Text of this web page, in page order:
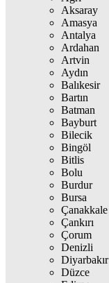
Aksaray
Amasya
Antalya
Ardahan
Artvin
Aydın
Balıkesir
Bartın
Batman
Bayburt
Bilecik
Bingöl
Bitlis
Bolu
Burdur
Bursa
Çanakkale
Çankırı
Çorum
Denizli
Diyarbakır
Düzce